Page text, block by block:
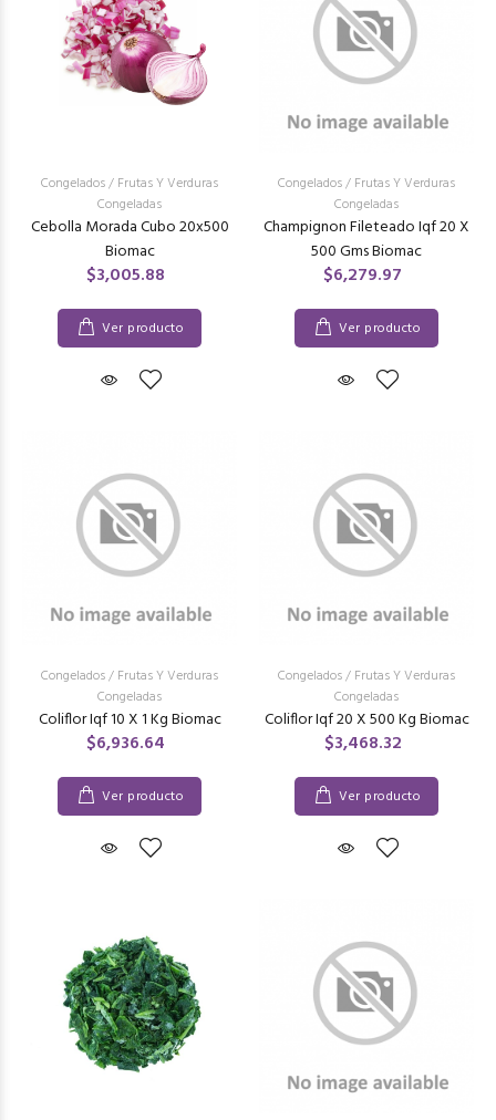
Congelados/ Frutas Y Verduras
Congeladas
Cebolla Morada Cubo 20x500
Biomac
$3,005.88
Ver producto
Congelados/ Frutas Y Verduras
Congeladas
Champignon Fileteado Iqf 20 X
500 Gms Biomac
$6,279.97
Ver producto
Congelados/ Frutas Y Verduras
Congeladas
Coliflor Iqf 10 X 1 Kg Biomac
$6,936.64
Ver producto
Congelados/ Frutas Y Verduras
Congeladas
Coliflor Iqf 20 X 500 Kg Biomac
$3,468.32
Ver producto